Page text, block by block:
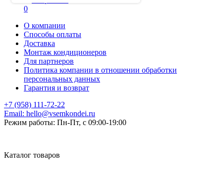
0
О компании
Способы оплаты
Доставка
Монтаж кондиционеров
Для партнеров
Политика компании в отношении обработки
персональных данных
Гарантия и возврат
+7 (958) 111-72-22
Email: hello@vsemkondei.ru
Режим работы: Пн-Пт, с 09:00-19:00
Каталог товаров